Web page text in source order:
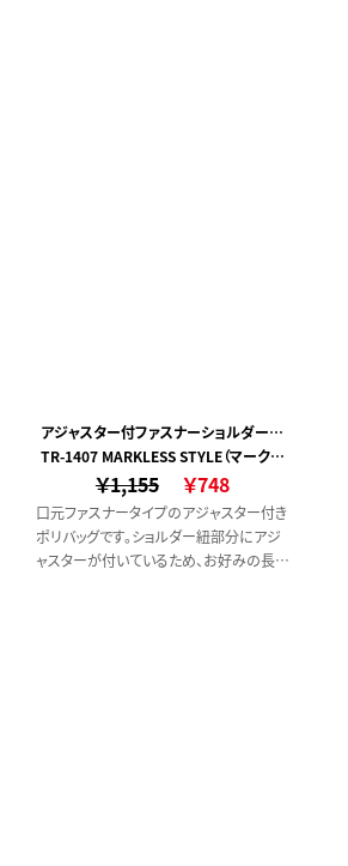
アジャスター付ファスナーショルダーバ
ッグ
TR-1407 MARKLESS STYLE（マークレ
ススタイル）
￥1,155 ￥748
口元ファスナータイプのアジャスター付き
ポリバッグです。ショルダー紐部分にアジ
ャスターが付いているため、お好みの長さ